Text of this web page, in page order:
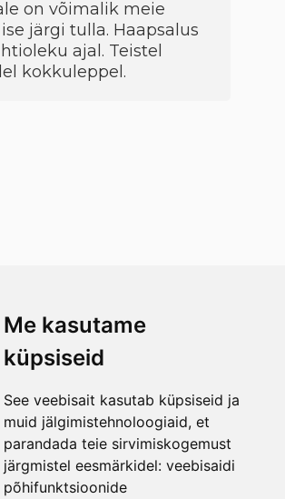
Me kasutame
küpsiseid
See veebisait kasutab küpsiseid ja
muid jälgimistehnoloogiaid, et
parandada teie sirvimiskogemust
järgmistel eesmärkidel: veebisaidi
põhifunktsioonide
on võimalik meie
järgi tulla. Haapsalus
ajal. Teistel
kokkuleppel.